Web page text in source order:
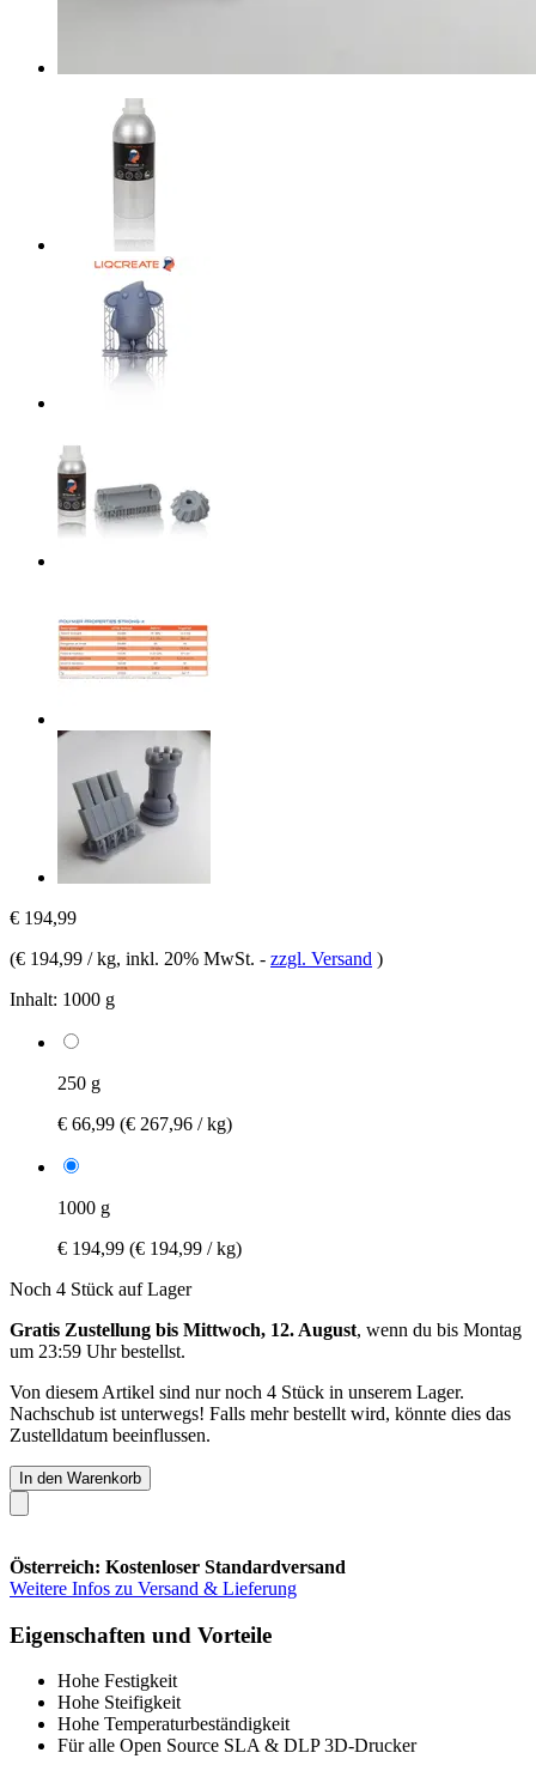
€ 194,99
(€ 194,99 / kg, inkl. 20% MwSt. - zzgl. Versand )
Inhalt: 1000 g
250 g
€ 66,99 (€ 267,96 / kg)
1000 g
€ 194,99 (€ 194,99 / kg)
Noch 4 Stück auf Lager
Gratis Zustellung bis Mittwoch, 12. August, wenn du bis Montag
um 23:59 Uhrbestellst.
Von diesem Artikel sind nur noch 4 Stück in unserem Lager.
Nachschub ist unterwegs! Falls mehr bestellt wird, könnte dies das
Zustelldatum beeinflussen.
In den Warenkorb
Österreich: Kostenloser Standardversand
Weitere Infos zu Versand & Lieferung
Eigenschaften und Vorteile
Hohe Festigkeit
Hohe Steifigkeit
Hohe Temperaturbeständigkeit
Für alle Open Source SLA & DLP 3D-Drucker